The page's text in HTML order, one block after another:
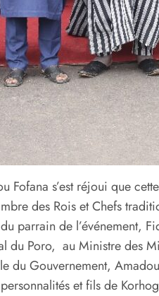
Fofana s’est réjoui que
des Rois et Chefs
parrain de l’événement,
du Poro, au Ministre des
du Gouvernement,
et fils de